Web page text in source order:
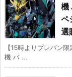
機
ペ
選
【15時よりプレバン
機 バ ...